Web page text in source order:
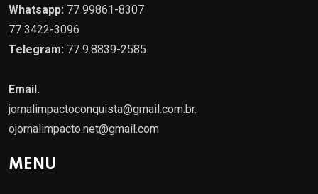
Whatsapp: 77 99861-8307
77 3422-3096
Telegram: 77 9.8839-2585.
Email.
jornalimpactoconquista@gmail.com.br.
ojornalimpacto.net@gmail.com
MENU